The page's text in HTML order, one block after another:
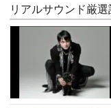
リアルサウンド厳